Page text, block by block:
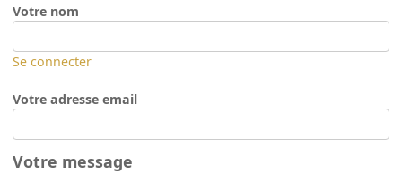
Votre nom
Se connecter
Votre adresse email
Votre message